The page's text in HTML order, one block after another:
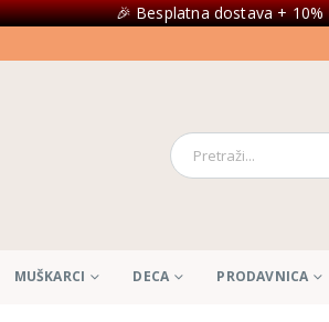
🎉 Besplatna dostava +
MUŠKARCI DECA PRODAVNICA